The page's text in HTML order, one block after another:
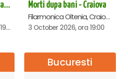
PRINS IN...PLASA - Sala Dalles
30 September 2026, ora 19:30
Morti dupa bani - Craiova
Filarmonica Oltenia, Craiova
3 October 2026, ora 19:00
Bucuresti